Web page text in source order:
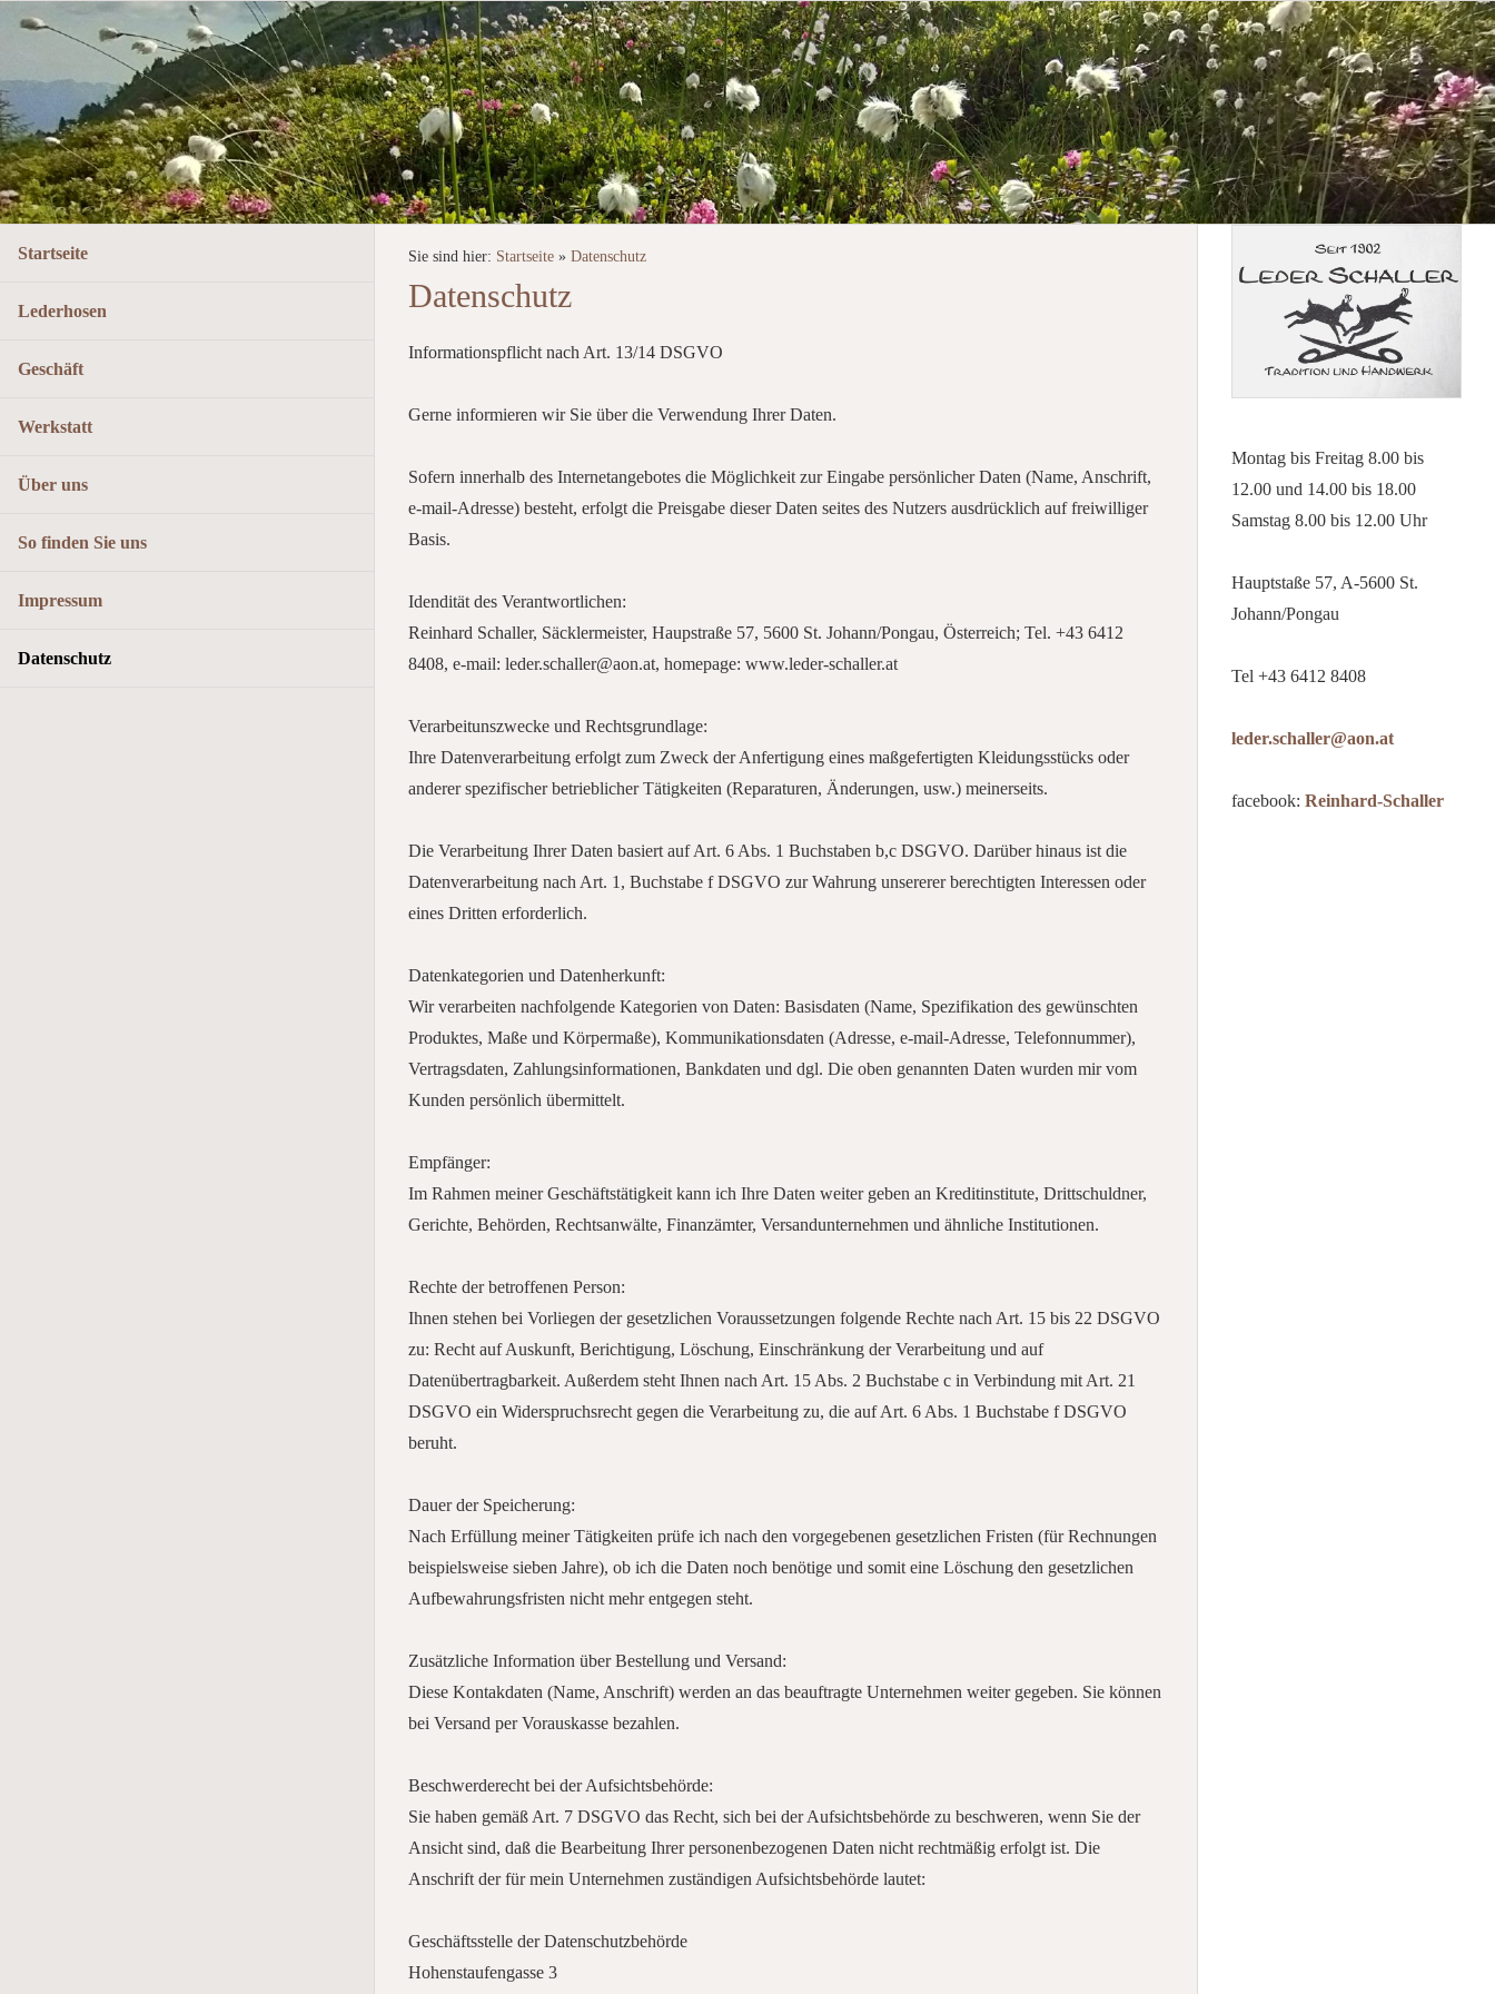
Startseite
Lederhosen
Geschäft
Werkstatt
Über uns
So finden Sie uns
Impressum
Datenschutz
Sie sind hier: Startseite » Datenschutz
Datenschutz
Informationspflicht nach Art. 13/14 DSGVO
Gerne informieren wir Sie über die Verwendung Ihrer Daten.
Sofern innerhalb des Internetangebotes die Möglichkeit zur Eingabe persönlicher Daten (Name, Anschrift,
e-mail-Adresse) besteht, erfolgt die Preisgabe dieser Daten seites des Nutzers ausdrücklich auf freiwilliger
Basis.
Idendität des Verantwortlichen:
Reinhard Schaller, Säcklermeister, Haupstraße 57, 5600 St. Johann/Pongau, Österreich; Tel. +43 6412
8408, e-mail: leder.schaller@aon.at, homepage: www.leder-schaller.at
Verarbeitunszwecke und Rechtsgrundlage:
Ihre Datenverarbeitung erfolgt zum Zweck der Anfertigung eines maßgefertigten Kleidungsstücks oder
anderer spezifischer betrieblicher Tätigkeiten (Reparaturen, Änderungen, usw.) meinerseits.
Die Verarbeitung Ihrer Daten basiert auf Art. 6 Abs. 1 Buchstaben b,c DSGVO. Darüber hinaus ist die
Datenverarbeitung nach Art. 1, Buchstabe f DSGVO zur Wahrung unsererer berechtigten Interessen oder
eines Dritten erforderlich.
Datenkategorien und Datenherkunft:
Wir verarbeiten nachfolgende Kategorien von Daten: Basisdaten (Name, Spezifikation des gewünschten
Produktes, Maße und Körpermaße), Kommunikationsdaten (Adresse, e-mail-Adresse, Telefonnummer),
Vertragsdaten, Zahlungsinformationen, Bankdaten und dgl. Die oben genannten Daten wurden mir vom
Kunden persönlich übermittelt.
Empfänger:
Im Rahmen meiner Geschäftstätigkeit kann ich Ihre Daten weiter geben an Kreditinstitute, Drittschuldner,
Gerichte, Behörden, Rechtsanwälte, Finanzämter, Versandunternehmen und ähnliche Institutionen.
Rechte der betroffenen Person:
Ihnen stehen bei Vorliegen der gesetzlichen Voraussetzungen folgende Rechte nach Art. 15 bis 22 DSGVO
zu: Recht auf Auskunft, Berichtigung, Löschung, Einschränkung der Verarbeitung und auf
Datenübertragbarkeit. Außerdem steht Ihnen nach Art. 15 Abs. 2 Buchstabe c in Verbindung mit Art. 21
DSGVO ein Widerspruchsrecht gegen die Verarbeitung zu, die auf Art. 6 Abs. 1 Buchstabe f DSGVO
beruht.
Dauer der Speicherung:
Nach Erfüllung meiner Tätigkeiten prüfe ich nach den vorgegebenen gesetzlichen Fristen (für Rechnungen
beispielsweise sieben Jahre), ob ich die Daten noch benötige und somit eine Löschung den gesetzlichen
Aufbewahrungsfristen nicht mehr entgegen steht.
Zusätzliche Information über Bestellung und Versand:
Diese Kontakdaten (Name, Anschrift) werden an das beauftragte Unternehmen weiter gegeben. Sie können
bei Versand per Vorauskasse bezahlen.
Beschwerderecht bei der Aufsichtsbehörde:
Sie haben gemäß Art. 7 DSGVO das Recht, sich bei der Aufsichtsbehörde zu beschweren, wenn Sie der
Ansicht sind, daß die Bearbeitung Ihrer personenbezogenen Daten nicht rechtmäßig erfolgt ist. Die
Anschrift der für mein Unternehmen zuständigen Aufsichtsbehörde lautet:
Geschäftsstelle der Datenschutzbehörde
Hohenstaufengasse 3
Montag bis Freitag 8.00 bis
12.00 und 14.00 bis 18.00
Samstag 8.00 bis 12.00 Uhr
Hauptstaße 57, A-5600 St.
Johann/Pongau
Tel +43 6412 8408
leder.schaller@aon.at
facebook: Reinhard-Schaller